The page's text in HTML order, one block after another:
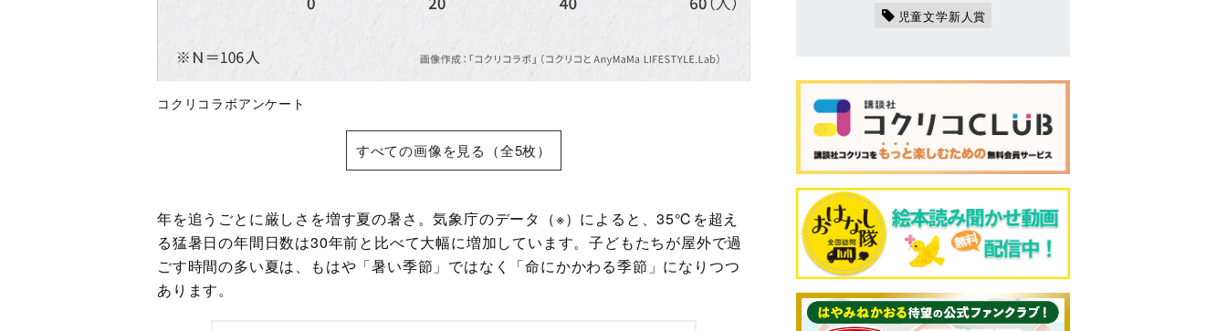
コクリコラボアンケート
すべての画像を見る（全5枚）
年を追うごとに厳しさを増す夏の暑さ。気象庁のデータ（※）によると、35℃を超え
る猛暑日の年間日数は30年前と比べて大幅に増加しています。子どもたちが屋外で過
ごす時間の多い夏は、もはや「暑い季節」ではなく「命にかかわる季節」になりつつ
あります。
児童文学新人賞